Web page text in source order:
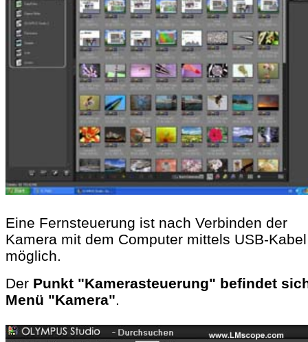
Eine Fernsteuerung ist nach Verbinden der
Kamera mit dem Computer mittels USB-
möglich.
Der Punkt "Kamerasteuerung" befindet
Menü "Kamera".